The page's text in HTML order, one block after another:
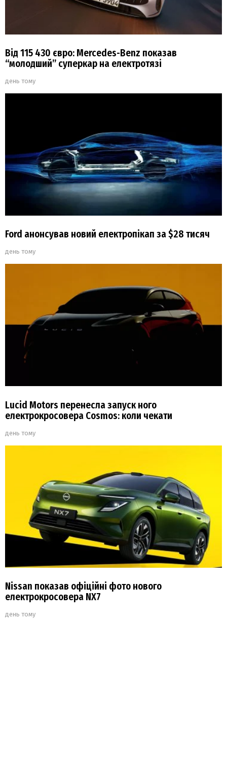
Від 115 430 євро: Mercedes-Benz показав
“молодший” суперкар на електротязі
день тому
Ford анонсував новий електропікап за $28 тисяч
день тому
Lucid Motors перенесла запуск ного
електрокросовера Cosmos: коли чекати
день тому
Nissan показав офіційні фото нового
електрокросовера NX7
день тому